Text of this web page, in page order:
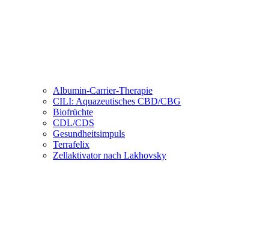
Albumin-Carrier-Therapie
CILI: Aquazeutisches CBD/CBG
Biofrüchte
CDL/CDS
Gesundheitsimpuls
Terrafelix
Zellaktivator nach Lakhovsky